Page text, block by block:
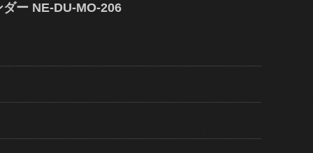
ー NE-DU-MO-206